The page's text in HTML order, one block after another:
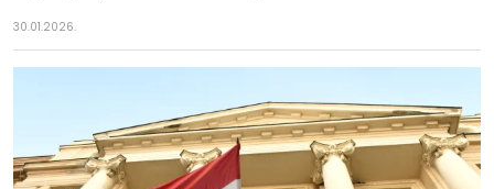
30.01.2026.